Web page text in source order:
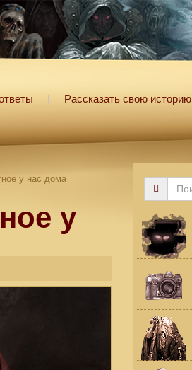
Рассказать свою историю
у нас дома
у
Поиск